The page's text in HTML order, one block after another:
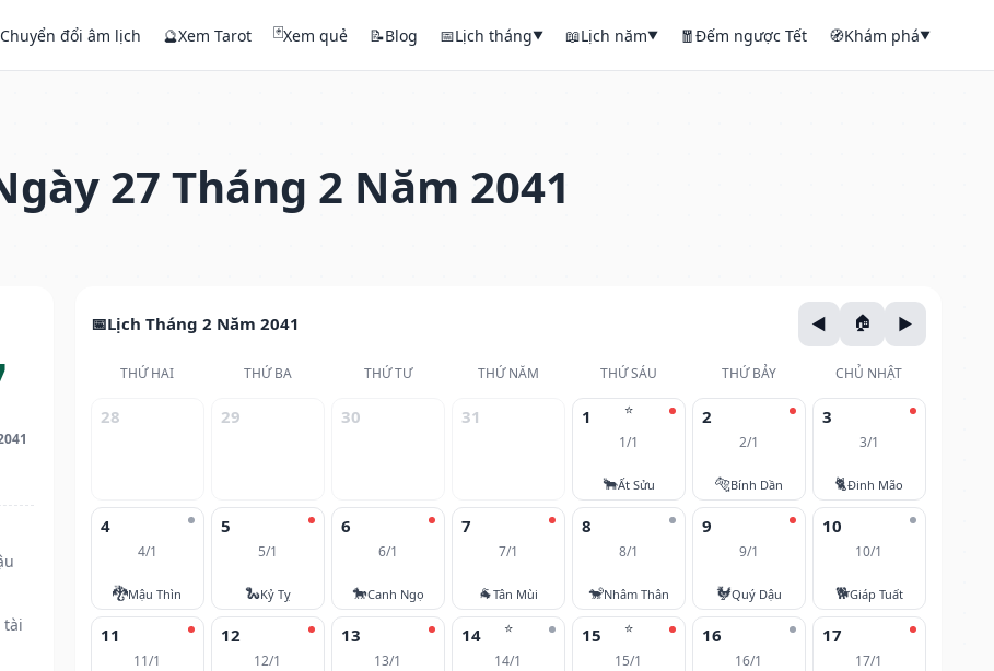
Chuyển đổi âm lịch 🔮Xem Tarot 🃏Xem quẻ 📝Blog 📅Lịch tháng▼ 📖Lịch năm▼ 🧧Đếm ngược Tết 🧭Khám phá▼
27 Tháng 2 Năm 2041
tài
Lịch Tháng 2 Năm 2041
THỨ HAI THỨ BA THỨ TƯ THỨ NĂM THỨ SÁU THỨ BẢY CHỦ NHẬT
28 29 30 31 ⭐
1
1/1
🐂Ất Sửu
2
2/1
🐅Bính Dần
3
3/1
🐈Đinh Mão
4
4/1
🐉Mậu Thìn
5
5/1
🐍Kỷ Tỵ
6
6/1
🐎Canh Ngọ
7
7/1
🐐Tân Mùi
8
8/1
🐒Nhâm Thân
9
9/1
🐓Quý Dậu
10
10/1
🐕Giáp Tuất
11
11/1
12
12/1
13
13/1
⭐
14
14/1
⭐
15
15/1
16
16/1
17
17/1